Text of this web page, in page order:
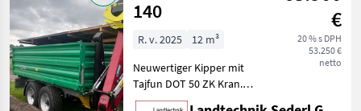
140
€
20 % s DPH
53.250 €
netto
R. v. 2025
12 m³
Neuwertiger Kipper mit
Tajfun DOT 50 ZK Kran.
Kran mit Euro-